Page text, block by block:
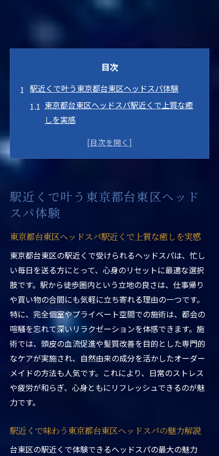
目次
駅近くで叶う東京都台東区ヘッドスパ体験
東京都台東区ヘッドスパ駅近くで上質な癒
しを実感
駅近くで味わう東京都台東区ヘッドスパの
駅近で見つかる東京都台東区ヘッドスパ体
験のポイント
東京都台東区ヘッドスパ駅近く利用者の体
験談に注目
駅近の東京都台東区ヘッドスパで日常の疲
れを癒す方法
ドライヘッドスパで味わう極上リラクゼーショ
ン
東京都台東区ヘッドスパ駅近くのドライヘ
ッドスパ体験
ドライヘッドスパが東京都台東区ヘッドス
パ駅近くで人気の理由
東京都台東区ヘッドスパ駅近くでドライ施
ラクゼーション体験
東京都台東区ヘッドスパ駅近くのドライ施
駅近くで叶う東京都台東区ヘッド
スパ体験
東京都台東区ヘッドスパ駅近くで上質な癒しを実感
東京都台東区の駅近くで受けられるヘッドスパは、忙し
い毎日を送る方にとって、心身のリセットに最適な選択
肢です。駅から徒歩圏内という立地の良さは、仕事帰り
や買い物の合間にも気軽に立ち寄れる理由の一つです。
特に、完全個室やプライベート空間での施術は、都会の
喧騒を忘れて深いリラクゼーションを体感できます。施
術では、頭皮の血流促進や髪質改善を目的とした専門的
なケアが実施され、自然由来の成分を活かしたオーダー
メイドの方法も人気です。これにより、日常のストレス
や疲労が和らぎ、心身ともにリフレッシュできるのが魅
力です。
駅近くで味わう東京都台東区ヘッドスパの魅力解説
台東区の駅近くで体験できるヘッドスパの最大の魅力